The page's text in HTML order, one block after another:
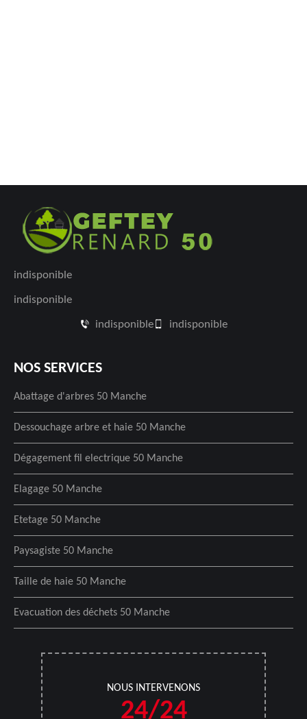
indisponible
indisponible
indisponible indisponible
NOS SERVICES
Abattage d'arbres 50 Manche
Dessouchage arbre et haie 50 Manche
Dégagement fil electrique 50 Manche
Elagage 50 Manche
Etetage 50 Manche
Paysagiste 50 Manche
Taille de haie 50 Manche
Evacuation des déchets 50 Manche
NOUS INTERVENONS
24/24